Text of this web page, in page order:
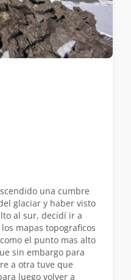
una cumbre
glaciar y haber visto
al sur, decidí ir a
mapas topograficos
el punto mas alto
sin embargo para
a otra tuve que
luego volver a